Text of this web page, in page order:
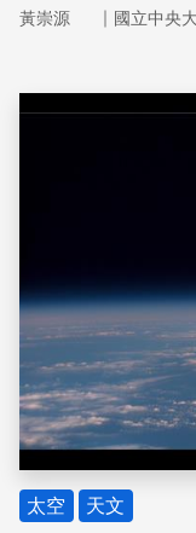
黃崇源 ｜ 國立中央
太空 天文